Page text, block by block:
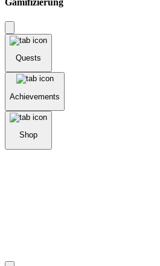
Gamifizierung
Quests
Achievements
Shop